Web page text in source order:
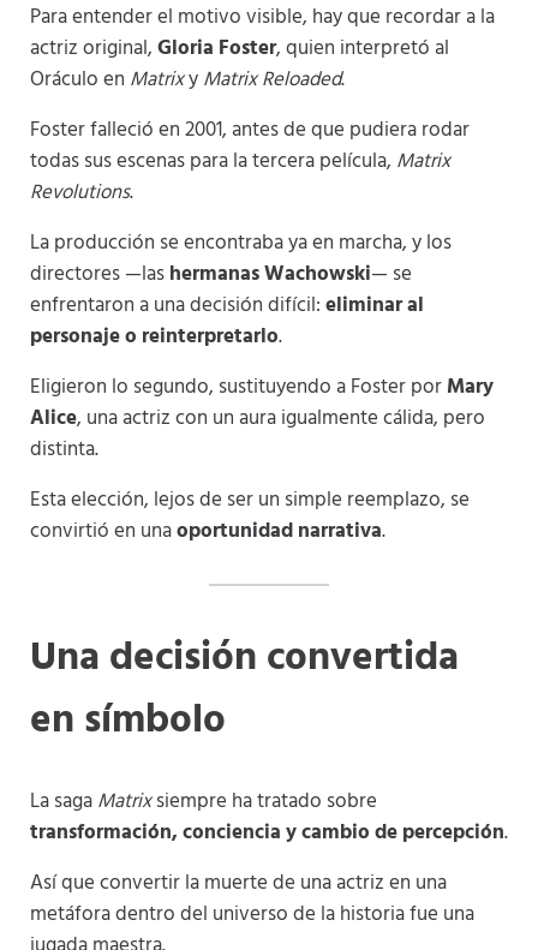
Para entender el motivo visible, hay que recordar a la
actriz original,Gloria Foster, quien interpretó al
Oráculo en MatrixyMatrix Reloaded.
Foster falleció en 2001, antes de que pudiera rodar
todas sus escenas para la tercera película, Matrix
Revolutions.
La producción se encontraba ya en marcha, y los
directores —lashermanas Wachowski— se
enfrentaron a una decisión difícil:eliminar al
personaje o reinterpretarlo.
Eligieron lo segundo, sustituyendo a Foster porMary
Alice, una actriz con un aura igualmente cálida, pero
distinta.
Esta elección, lejos de ser un simple reemplazo, se
convirtió en unaoportunidad narrativa.
Una decisión convertida
en símbolo
La sagaMatrixsiempre ha tratado sobre
transformación, conciencia y cambio de percepción.
Así que convertir la muerte de una actriz en una
metáfora dentro del universo de la historia fue una